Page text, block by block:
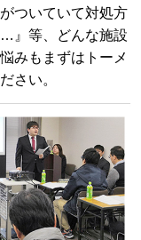
ついていて対処方
』等、どんな施設
みもまずはトーメ
さい。